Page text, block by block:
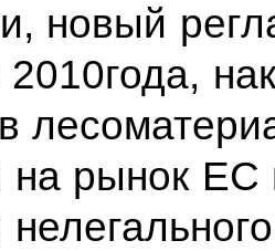
новый
2010года,
на рынок